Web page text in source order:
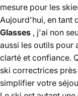
mesure pour les
Aujourd'hui, en tant
Glasses , j'ai non
aussi les outils pour
clarté et confiance.
ski correctrices
simplifier votre